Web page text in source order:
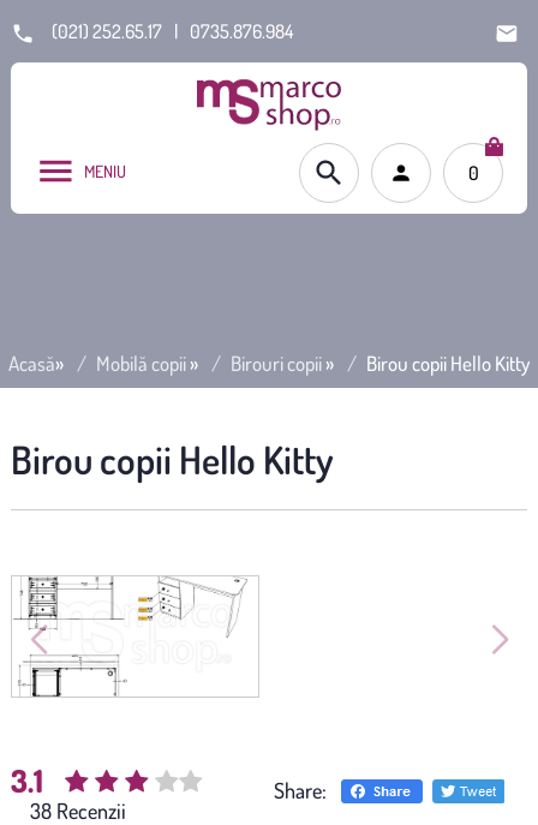
(021) 252.65.17 | 0735.876.984
MENIU 0
Acasă» Mobilă copii» Birouri copii» Birou copii Hello Kitty
Birou copii Hello Kitty
3.1
38
Share: